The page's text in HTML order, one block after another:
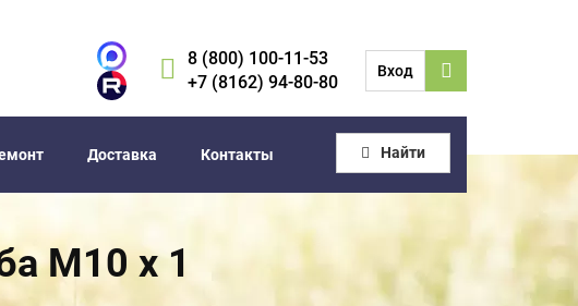
8 (800) 100-11-53
+7 (8162) 94-80-80
Вход
Доставка Контакты Найти
М10 х 1